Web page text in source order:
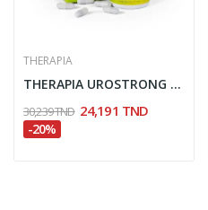
THERAPIA
THERAPIA UROSTRONG 60 GELULES
30,239 TND 24,191 TND
-20%